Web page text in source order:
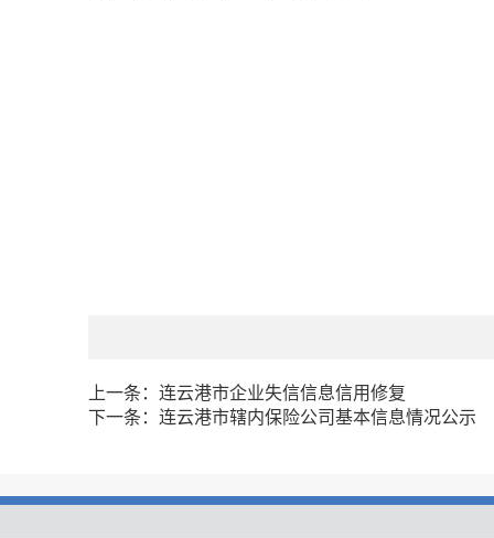
上一条： 连云港市企业失信信息信用修复
下一条： 连云港市辖内保险公司基本信息情况公示